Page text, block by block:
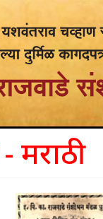
मराठी